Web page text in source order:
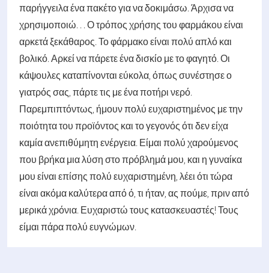
παρήγγειλα ένα πακέτο για να δοκιμάσω. Άρχισα να
χρησιμοποιώ. . . Ο τρόπος χρήσης του φαρμάκου είναι
αρκετά ξεκάθαρος. Το φάρμακο είναι πολύ απλό και
βολικό. Αρκεί να πάρετε ένα δισκίο με το φαγητό. Οι
κάψουλες καταπίνονται εύκολα, όπως συνέστησε ο
γιατρός σας, πάρτε τις με ένα ποτήρι νερό.
Παρεμπιπτόντως, ήμουν πολύ ευχαριστημένος με την
ποιότητα του προϊόντος και το γεγονός ότι δεν είχα
καμία ανεπιθύμητη ενέργεια. Είμαι πολύ χαρούμενος
που βρήκα μια λύση στο πρόβλημά μου, και η γυναίκα
μου είναι επίσης πολύ ευχαριστημένη, λέει ότι τώρα
είναι ακόμα καλύτερα από ό, τι ήταν, ας πούμε, πριν από
μερικά χρόνια. Ευχαριστώ τους κατασκευαστές! Τους
είμαι πάρα πολύ ευγνώμων.